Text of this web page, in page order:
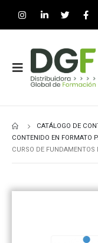
CATÁLOGO DE
CONTENIDO EN FORMATO
CURSO DE FUNDAMENTOS